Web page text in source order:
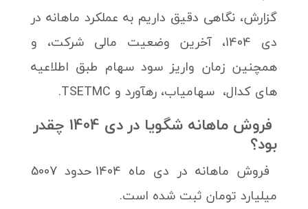
گزارش، نگاهی دقیق داریم به عملکرد ماهانه در
دی 1404، آخرین وضعیت مالی شرکت، و
همچنین زمان واریز سود سهام طبق اطلاعیه
های کدال، سهامیاب، رهآورد و TSETMC.
فروش ماهانه شگویا در دی 1404 چقدر
بود؟
فروش ماهانه در دی ماه 1404 حدود 5007
میلیارد تومان ثبت شده است.